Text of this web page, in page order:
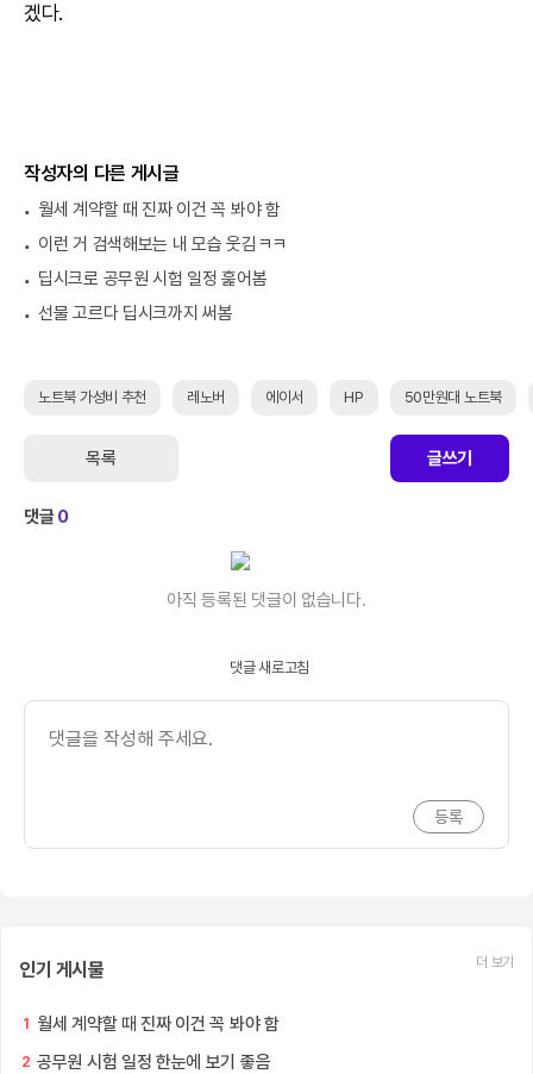
겠다.
작성자의 다른 게시글
월세 계약할 때 진짜 이건 꼭 봐야 함
이런 거 검색해보는 내 모습 웃김ㅋㅋ
딥시크로 공무원 시험 일정 훑어봄
선물 고르다 딥시크까지 써봄
노트북 가성비 추천 레노버 에이서 HP 50만원대 노트북
목록 글쓰기
댓글0
아직 등록된 댓글이 없습니다.
댓글 새로고침
인기 게시물 더 보기
1 월세 계약할 때 진짜 이건 꼭 봐야 함
2 공무원 시험 일정 한눈에 보기 좋음